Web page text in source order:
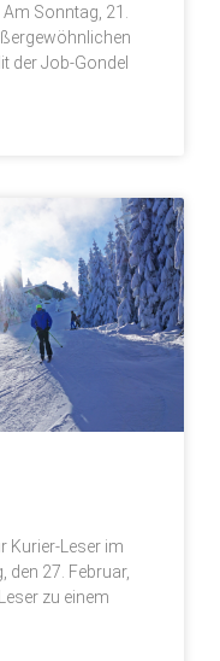
Sonntag, 21.
der Job-Gondel
Kurier-Leser im
den 27. Februar,
zu einem